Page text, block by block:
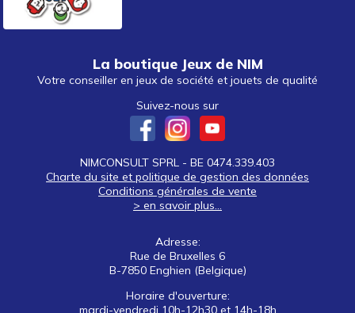
La boutique Jeux de NIM
Votre conseiller en jeux de société et jouets de qualité
Suivez-nous sur
NIMCONSULT SPRL - BE 0474.339.403
Charte du site et politique de gestion des données
Conditions générales de vente
> en savoir plus...
Adresse:
Rue de Bruxelles 6
B-7850 Enghien (Belgique)
Horaire d'ouverture:
mardi-vendredi 10h-12h30 et 14h-18h